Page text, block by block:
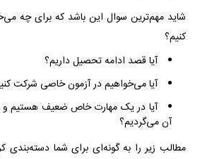
شاید مهم‌ترین سوال این باشد که برای چه
کنیم؟
آیا قصد ادامه تحصیل داریم؟
آیا می‌خواهیم در آزمون خاصی شرکت
آیا در یک مهارت خاص ضعیف هستیم و
آن می‌گردیم؟
مطالب زیر را به گونه‌ای برای شما دسته‌بندی